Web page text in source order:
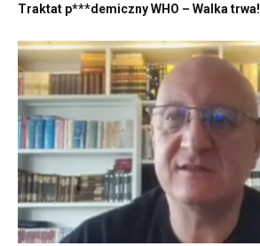
Traktat p***demiczny WHO – Walka trwa!